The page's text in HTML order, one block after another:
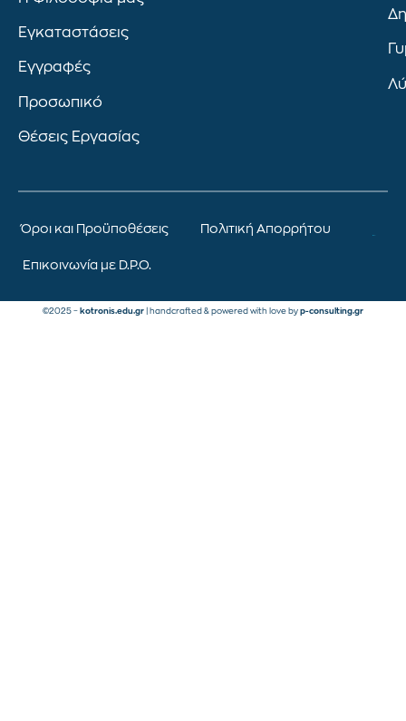
Εγκαταστάσεις
Εγγραφές
Προσωπικό
Θέσεις Εργασίας
Όροι και Προϋποθέσεις Πολιτική Απορρήτου
Επικοινωνία με D.P.O.
©2025 – kotronis.edu.gr | handcrafted & powered with love by p-consulting.gr